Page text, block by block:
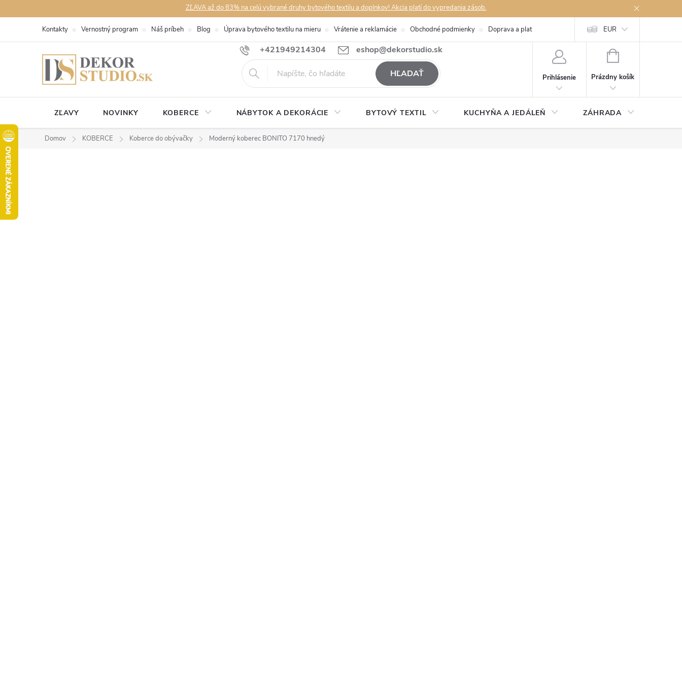
na
ZĽAVA až do 83% na celú vybrané druhy bytového textilu a doplnkov! Akcia platí do vypredania zásob.
+421949214304 eshop@dekorstudio.sk
Kontakty Vernostný program Náš príbeh Blog Úprava bytového textilu na mieru Vrátenie a reklamácie Obchodné podmienky Doprava a platby Podmienky ochrany osobných údajov
EUR
HĽADAŤ Prihlásenie
NÁKUPNÝ
Prázdny košík
ZĽAVY NOVINKY KOBERCE NÁBYTOK A DEKORÁCIE BYTOVÝ TEXTIL KUCHYŇA A JEDÁLEŇ ZÁHRADA
Domov KOBERCE Koberce do obývačky Moderný koberec BONITO 7170 hnedý